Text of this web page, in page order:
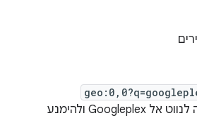
המשתמש רוצה לנווט אל Googleplex ולהימנע